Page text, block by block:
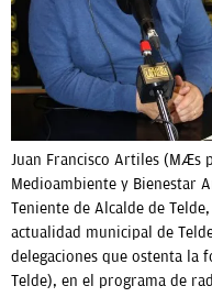
PROGRAMAS
Juan Francisco Artiles (Más
Medioambiente y Bienestar
Teniente de Alcalde de
actualidad municipal de
delegaciones que ostenta
Telde), en el programa de